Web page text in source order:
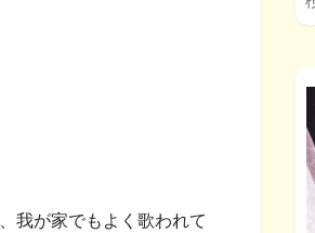
我が家でもよく歌われて